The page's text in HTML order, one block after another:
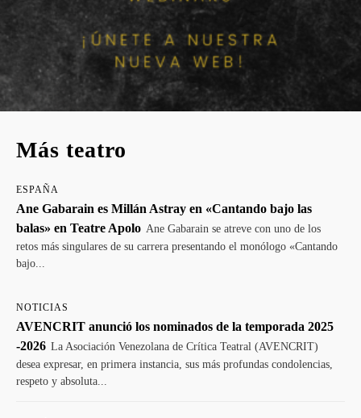
Más teatro
ESPAÑA
Ane Gabarain es Millán Astray en «Cantando bajo las
balas» en Teatre Apolo Ane Gabarain se atreve con uno de los
retos más singulares de su carrera presentando el monólogo «Cantando
bajo...
NOTICIAS
AVENCRIT anunció los nominados de la temporada 2025
-2026 La Asociación Venezolana de Crítica Teatral (AVENCRIT)
desea expresar, en primera instancia, sus más profundas condolencias,
respeto y absoluta...